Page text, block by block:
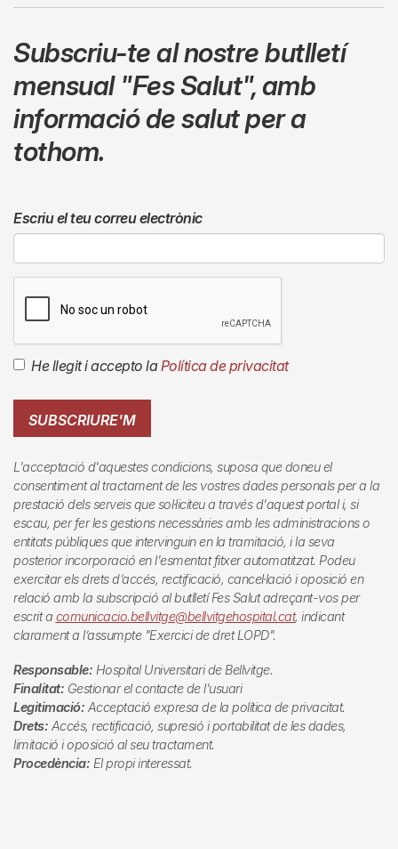
Subscriu-te al nostre butlletí
mensual "Fes Salut",amb
informació de salut per a
tothom.
Escriu el teu correu electrònic
He llegit i accepto laPolítica de privacitat
SUBSCRIURE'M
L'acceptació d'aquestes condicions, suposa que doneu el
consentiment al tractament de les vostres dades personals per a la
prestació dels serveis que sol·liciteu a través d'aquest portal i, si
escau, per fer les gestions necessàries amb les administracions o
entitats públiques que intervinguin en la tramitació, i la seva
posterior incorporació en l'esmentat fitxer automatitzat. Podeu
exercitar els drets d’accés, rectificació, cancel·lació i oposició en
relació amb la subscripció al butlletíFes Salutadreçant-vos per
escrit a comunicacio.bellvitge@bellvitgehospital.cat, indicant
clarament a l’assumpte "Exercici de dret LOPD".
Responsable: Hospital Universitari de Bellvitge.
Finalitat: Gestionar el contacte de l'usuari
Legitimació: Acceptació expresa de la política de privacitat.
Drets: Accés, rectificació, supresió i portabilitat de les dades,
limitació i oposició al seu tractament.
Procedència: El propi interessat.